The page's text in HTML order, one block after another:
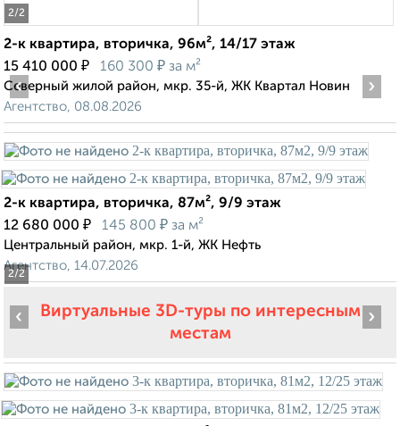
2/2
2-к квартира, вторичка, 96м², 14/17 этаж
15 410 000 ₽ 160 300 ₽ за м²
Северный жилой район, мкр. 35-й, ЖК Квартал Новин
Агентство, 08.08.2026
2/2
‹ ›
2-к квартира, вторичка, 87м², 9/9 этаж
12 680 000 ₽ 145 800 ₽ за м²
Центральный район, мкр. 1-й, ЖК Нефть
Агентство, 14.07.2026
Виртуальные 3D-туры по интересным
местам
‹ ›